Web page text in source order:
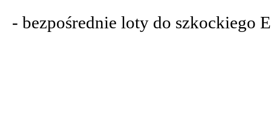
- bezpośrednie loty do szkockiego